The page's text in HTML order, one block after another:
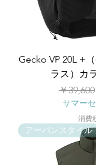
Gecko VP 20L +
ラス）カ
通常価格
￥39,600
サマー
消費
アーバンスタイル